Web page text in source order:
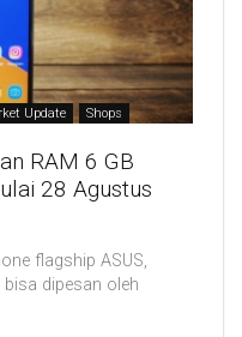
Update Shops
RAM 6 GB
28 Agustus
flagship ASUS,
dipesan oleh